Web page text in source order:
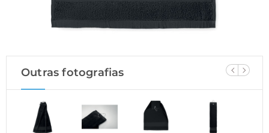
Outras fotografias